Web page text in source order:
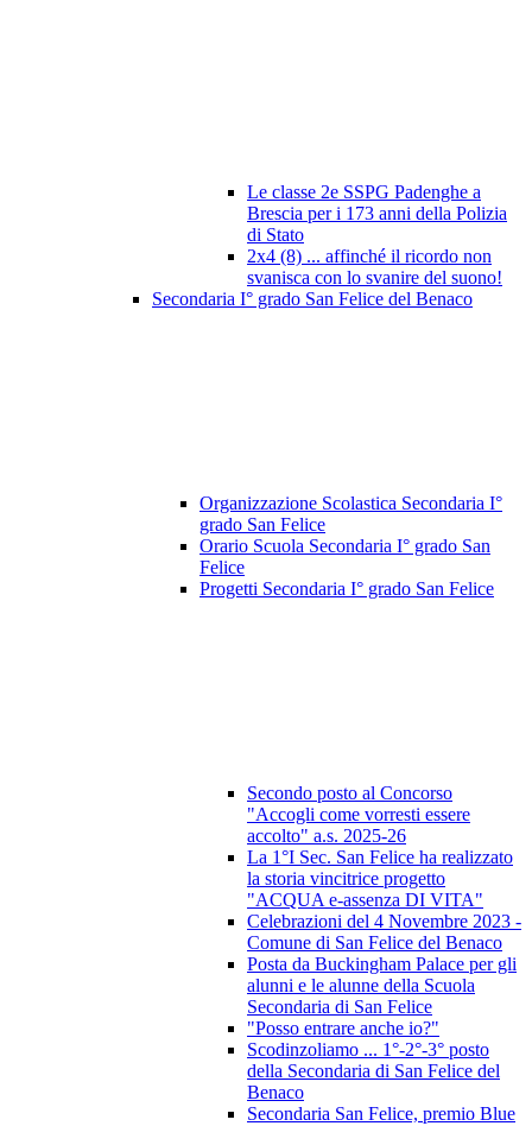
Le classe 2e SSPG Padenghe a
Brescia per i 173 anni della Polizia
di Stato
2x4 (8) ... affinché il ricordo non
svanisca con lo svanire del suono!
Secondaria I° grado San Felice del Benaco
Organizzazione Scolastica Secondaria I°
grado San Felice
Orario Scuola Secondaria I° grado San
Felice
Progetti Secondaria I° grado San Felice
Secondo posto al Concorso
"Accogli come vorresti essere
accolto" a.s. 2025-26
La 1°I Sec. San Felice ha realizzato
la storia vincitrice progetto
"ACQUA e-assenza DI VITA"
Celebrazioni del 4 Novembre 2023 -
Comune di San Felice del Benaco
Posta da Buckingham Palace per gli
alunni e le alunne della Scuola
Secondaria di San Felice
"Posso entrare anche io?"
Scodinzoliamo ... 1°-2°-3° posto
della Secondaria di San Felice del
Benaco
Secondaria San Felice, premio Blue